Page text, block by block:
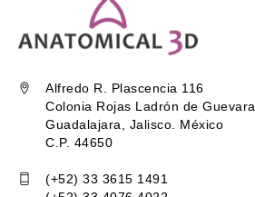
Alfredo R. Plascencia 116
Colonia Rojas Ladrón de Guevara
Guadalajara, Jalisco. México
C.P. 44650
(+52) 33 3615 1491